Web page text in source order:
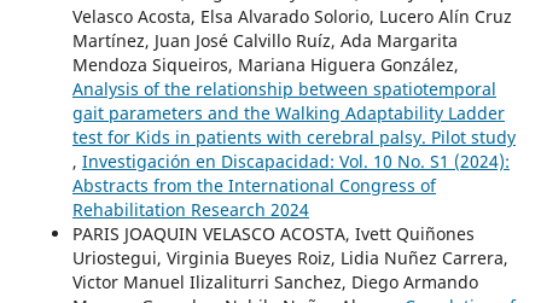
Velasco Acosta, Elsa Alvarado Solorio, Lucero Alín Cruz
Martínez, Juan José Calvillo Ruíz, Ada Margarita
Mendoza Siqueiros, Mariana Higuera González,
Analysis of the relationship between spatiotemporal
gait parameters and the Walking Adaptability Ladder
test for Kids in patients with cerebral palsy. Pilot study
, Investigación en Discapacidad: Vol. 10 No. S1 (2024):
Abstracts from the International Congress of
Rehabilitation Research 2024
PARIS JOAQUIN VELASCO ACOSTA, Ivett Quiñones
Uriostegui, Virginia Bueyes Roiz, Lidia Nuñez Carrera,
Victor Manuel Ilizaliturri Sanchez, Diego Armando